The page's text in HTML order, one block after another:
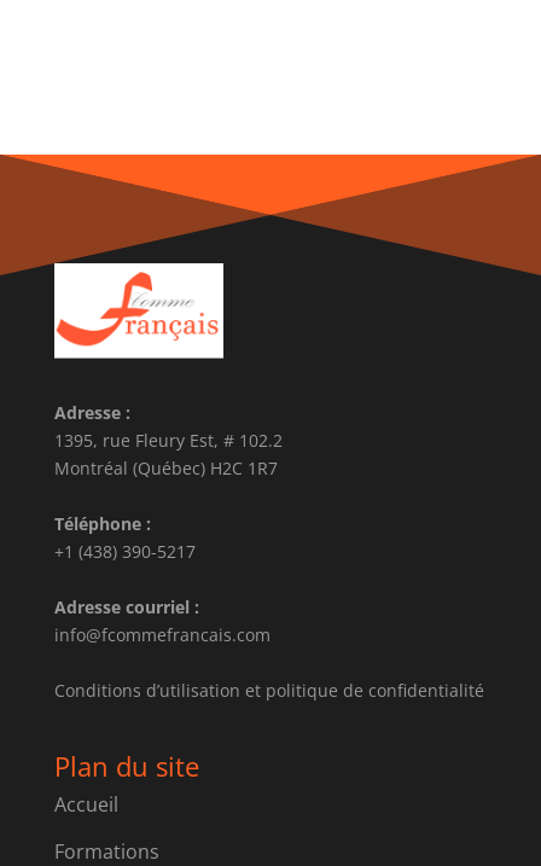
Adresse :
1395, rue Fleury Est, # 102.2
Montréal (Québec) H2C 1R7
Téléphone :
+1 (438) 390-5217
Adresse courriel :
info@fcommefrancais.com
Conditions d’utilisation et politique de confidentialité
Plan du site
Accueil
Formations